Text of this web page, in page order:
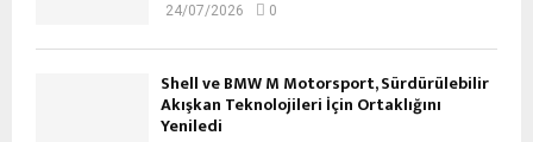
24/07/2026 0
Shell ve BMW M Motorsport, Sürdürülebilir
Akışkan Teknolojileri İçin Ortaklığını
Yeniledi